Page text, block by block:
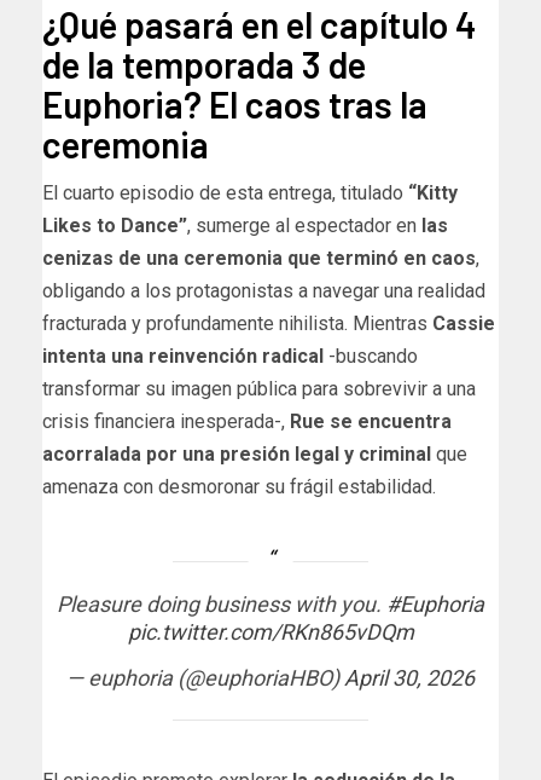
¿Qué pasará en el capítulo 4
de la temporada 3 de
Euphoria? El caos tras la
ceremonia
El cuarto episodio de esta entrega, titulado “Kitty
Likes to Dance”, sumerge al espectador en las
cenizas de una ceremonia que terminó en caos,
obligando a los protagonistas a navegar una realidad
fracturada y profundamente nihilista. Mientras Cassie
intenta una reinvención radical -buscando
transformar su imagen pública para sobrevivir a una
crisis financiera inesperada-, Rue se encuentra
acorralada por una presión legal y criminal que
amenaza con desmoronar su frágil estabilidad.
Pleasure doing business with you. #Euphoria
pic.twitter.com/RKn865vDQm
— euphoria (@euphoriaHBO)April 30, 2026